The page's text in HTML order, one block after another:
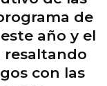
de
año y el
resaltando
con las